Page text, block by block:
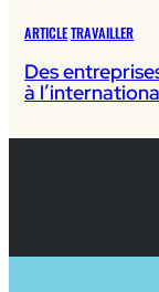
ARTICLETRAVAILLER
Des
à